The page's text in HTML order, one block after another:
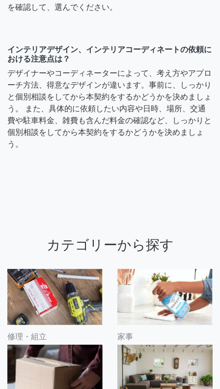
を確認して、選んでください。
インテリアデザイン、インテリアコーディネートの依頼に
おける注意点は？
デザイナーやコーディネーターによって、考え方やアプロ
ーチ方法、得意なデザインが違います。事前に、しっかり
と個別相談をしてから本契約をするかどうかを決めましょ
う。 また、具体的に依頼したい内容や日時、場所、交通
費や駐車料金、雑費も含んだ料金の確認など、しっかりと
個別相談をしてから本契約をするかどうかを決めましょ
う。
カテゴリーから探す
修理・組立 家事